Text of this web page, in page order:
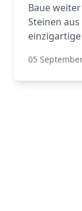
Baue
Steinen
05